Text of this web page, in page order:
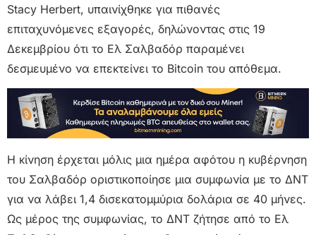
Stacy Herbert, υπαινίχθηκε για πιθανές
επιταχυνόμενες εξαγορές, δηλώνοντας στις 19
Δεκεμβρίου ότι το Ελ Σαλβαδόρ παραμένει
δεσμευμένο να επεκτείνει το Bitcoin του απόθεμα.
Η κίνηση έρχεται μόλις μια ημέρα αφότου η κυβέρνηση
του Σαλβαδόρ οριστικοποίησε μια συμφωνία με το ΔΝΤ
για να λάβει 1,4 δισεκατομμύρια δολάρια σε 40 μήνες.
Ως μέρος της συμφωνίας, το ΔΝΤ ζήτησε από το Ελ